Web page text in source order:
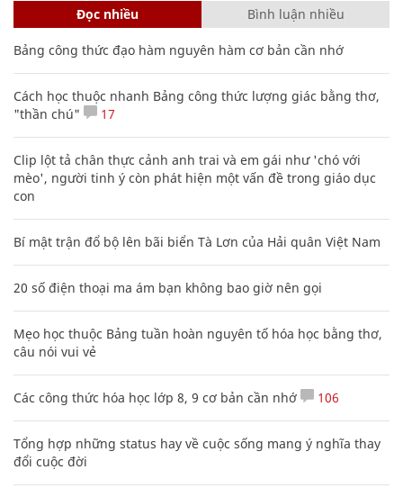
Đọc nhiều Bình luận nhiều
Bảng công thức đạo hàm nguyên hàm cơ bản cần nhớ
Cách học thuộc nhanh Bảng công thức lượng giác bằng thơ,
"thần chú"
17
Clip lột tả chân thực cảnh anh trai và em gái như 'chó với
mèo', người tinh ý còn phát hiện một vấn đề trong giáo dục
con
Bí mật trận đổ bộ lên bãi biển Tà Lơn của Hải quân Việt Nam
20 số điện thoại ma ám bạn không bao giờ nên gọi
Mẹo học thuộc Bảng tuần hoàn nguyên tố hóa học bằng thơ,
câu nói vui vẻ
Các công thức hóa học lớp 8, 9 cơ bản cần nhớ 106
Tổng hợp những status hay về cuộc sống mang ý nghĩa thay
đổi cuộc đời